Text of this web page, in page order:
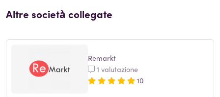
Altre società collegate
Remarkt
1 valutazione
10